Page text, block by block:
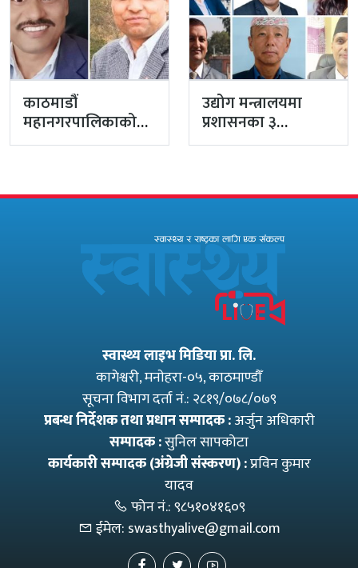
काठमाडौं
महानगरपालिकाको
प्रमुख प्रशासकीय
अख्तियारबाट ‘आउट’
उद्योग मन्त्रालयमा
प्रशासनका ३
सहसचिव फाजिलमा
स्वास्थ्य लाइभ मिडिया प्रा. लि.
कागेश्वरी, मनाेहरा-०५, काठमाण्डौँ
सूचना विभाग दर्ता नं.: २८१९/०७८/०७९
प्रबन्ध निर्देशक तथा प्रधान सम्पादक :अर्जुन अधिकारी
सम्पादक :सुनिल सापकोटा
कार्यकारी सम्पादक (अंग्रेजी संस्करण) :प्रविन कुमार
यादव
फोन नं.:९८५१०४१६०९
ईमेल: swasthyalive@gmail.com